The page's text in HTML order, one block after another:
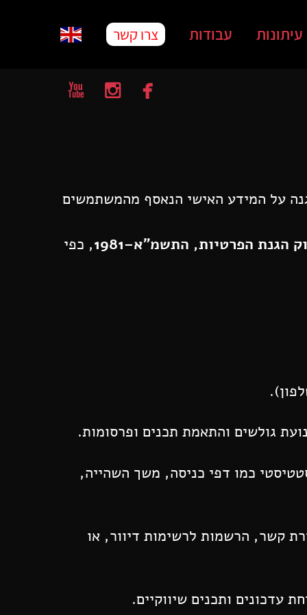
עיתונות עבודות צרו קשר



על המידע האישי הנאסף מהמשתמשים
הגנת הפרטיות, התשמ"א–1981 , כפי
גולשים והתאמת תכנים ופרסומות.
כמו דפי כניסה, משך השהייה,
קשר, הרשמות לרשימות דיוור, או
ותכנים שיווקיים.